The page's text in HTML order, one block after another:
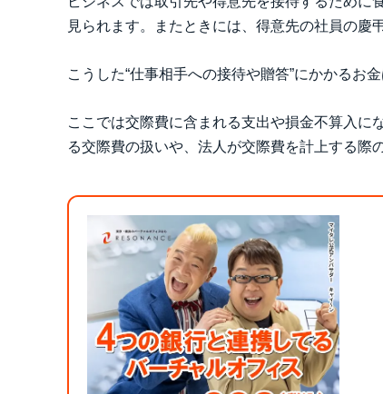
見られます。またときには、得意先の社員の慶
こうした“仕事相手への接待や贈答”にかかるお
ここでは交際費に含まれる支出や損金不算入に
る交際費の扱いや、法人が交際費を計上する際